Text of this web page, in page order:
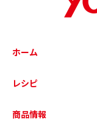
ホーム
レシピ
商品情報